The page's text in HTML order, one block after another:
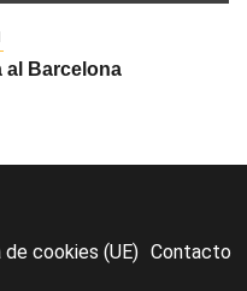
al Barcelona
cookies (UE) Contacto